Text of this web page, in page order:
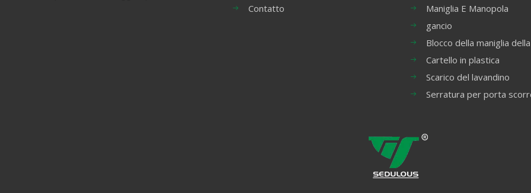
Contatto
Maniglia E Manopola
gancio
Blocco della maniglia
Cartello in plastica
Scarico del lavandino
Serratura per porta